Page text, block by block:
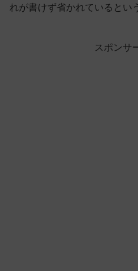
れが書けず省かれているとい
スポンサ